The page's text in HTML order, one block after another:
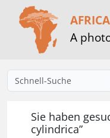
A
Sie haben
cylindrica”